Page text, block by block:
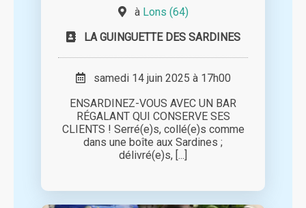
à Lons (64)
LA GUINGUETTE DES SARDINES
samedi 14 juin 2025 à 17h00
ENSARDINEZ-VOUS AVEC UN BAR
RÉGALANT QUI CONSERVE SES
CLIENTS ! Serré(e)s, collé(e)s comme
dans une boîte aux Sardines ;
délivré(e)s, [...]